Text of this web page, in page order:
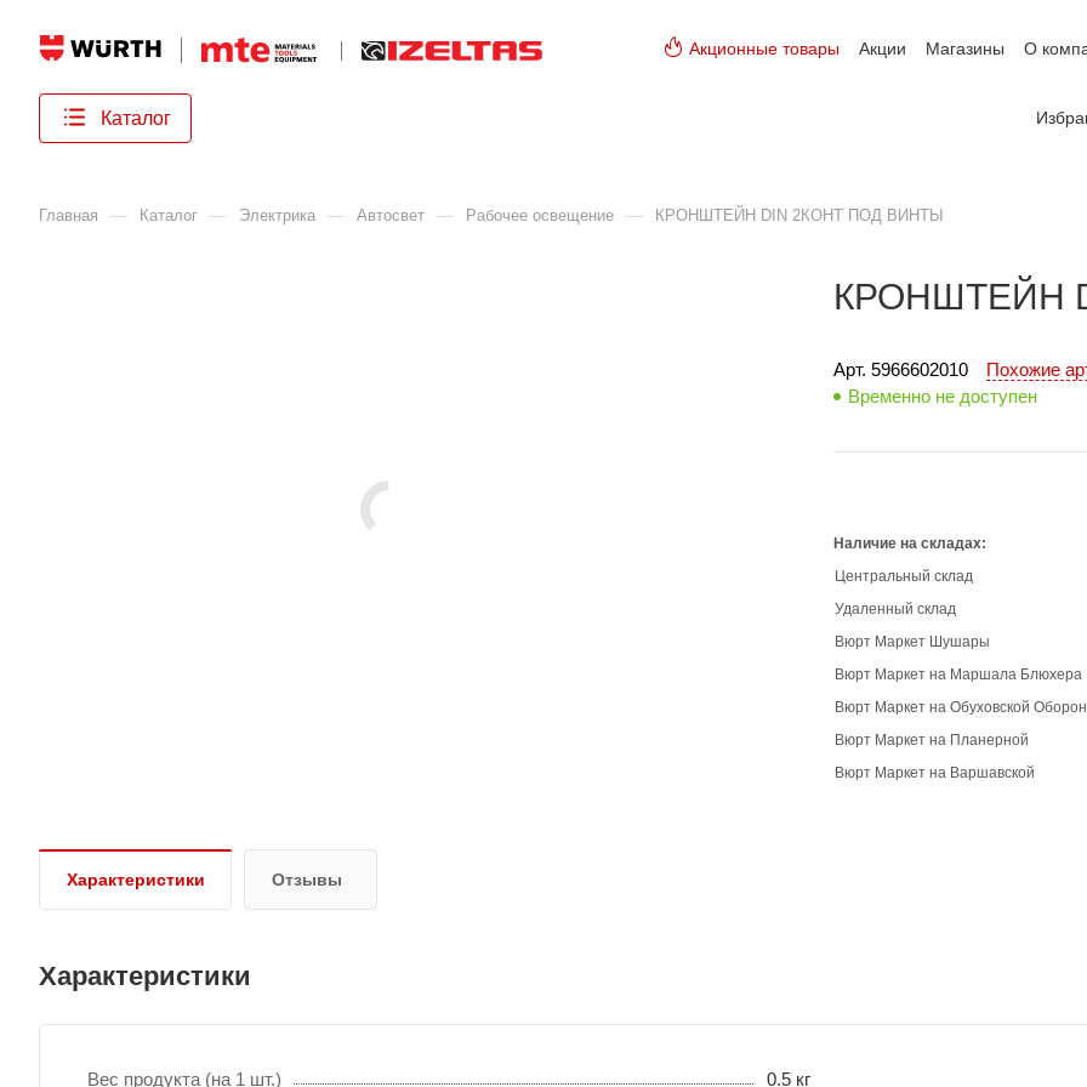
Акционные товары Акции Магазины О
Каталог
Главная
— Каталог — Электрика — Автосвет — Рабочее освещение — КРОНШТЕЙН DIN 2КОНТ ПОД ВИНТЫ
КРОНШТЕЙН
Арт. 5966602010
Похожие
Временно не доступен
Наличие на складах:
Центральный склад
Удаленный склад
Вюрт Маркет Шушары
Вюрт Маркет на Маршала Блюхера
Вюрт Маркет на Обуховской
Вюрт Маркет на Планерной
Вюрт Маркет на Варшавской
Характеристики Отзывы
Характеристики
Вес продукта (на 1 шт.) 0.5 кг